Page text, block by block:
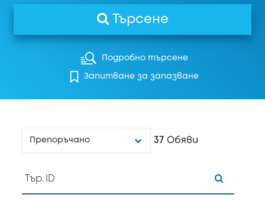
Търсене
Подробно търсене
Запитване за запазване
Препоръчано 37 Обяви